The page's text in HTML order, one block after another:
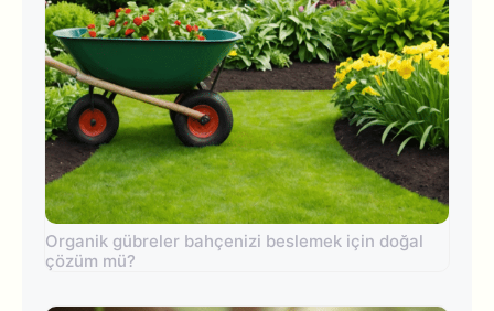
Organik gübreler bahçenizi beslemek için doğal
çözüm mü?